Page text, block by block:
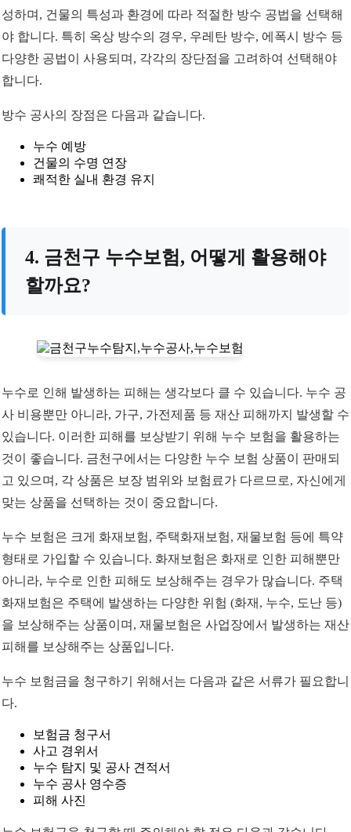
성하며, 건물의 특성과 환경에 따라 적절한 방수 공법을 선택해
야 합니다. 특히 옥상 방수의 경우, 우레탄 방수, 에폭시 방수 등
다양한 공법이 사용되며, 각각의 장단점을 고려하여 선택해야
합니다.
방수 공사의 장점은 다음과 같습니다.
누수 예방
건물의 수명 연장
쾌적한 실내 환경 유지
4. 금천구 누수보험, 어떻게 활용해야
할까요?
누수로 인해 발생하는 피해는 생각보다 클 수 있습니다. 누수 공
사 비용뿐만 아니라, 가구, 가전제품 등 재산 피해까지 발생할 수
있습니다. 이러한 피해를 보상받기 위해 누수 보험을 활용하는
것이 좋습니다. 금천구에서는 다양한 누수 보험 상품이 판매되
고 있으며, 각 상품은 보장 범위와 보험료가 다르므로, 자신에게
맞는 상품을 선택하는 것이 중요합니다.
누수 보험은 크게 화재보험, 주택화재보험, 재물보험 등에 특약
형태로 가입할 수 있습니다. 화재보험은 화재로 인한 피해뿐만
아니라, 누수로 인한 피해도 보상해주는 경우가 많습니다. 주택
화재보험은 주택에 발생하는 다양한 위험 (화재, 누수, 도난 등)
을 보상해주는 상품이며, 재물보험은 사업장에서 발생하는 재산
피해를 보상해주는 상품입니다.
누수 보험금을 청구하기 위해서는 다음과 같은 서류가 필요합니
다.
보험금 청구서
사고 경위서
누수 탐지 및 공사 견적서
누수 공사 영수증
피해 사진